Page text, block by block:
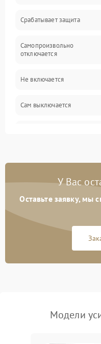
Срабатывает защита
Самопроизвольно
отключается
Не включается
Сам выключается
Ошибка платы питания
У Вас
Оставьте заявку, мы
Модели